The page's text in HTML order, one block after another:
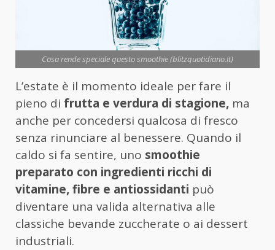
Cosa rende speciale questo smoothie (blitzquotidiano.it)
L’estate è il momento ideale per fare il
pieno di frutta e verdura di stagione, ma
anche per concedersi qualcosa di fresco
senza rinunciare al benessere. Quando il
caldo si fa sentire, uno smoothie
preparato con ingredienti ricchi di
vitamine, fibre e antiossidanti può
diventare una valida alternativa alle
classiche bevande zuccherate o ai dessert
industriali.